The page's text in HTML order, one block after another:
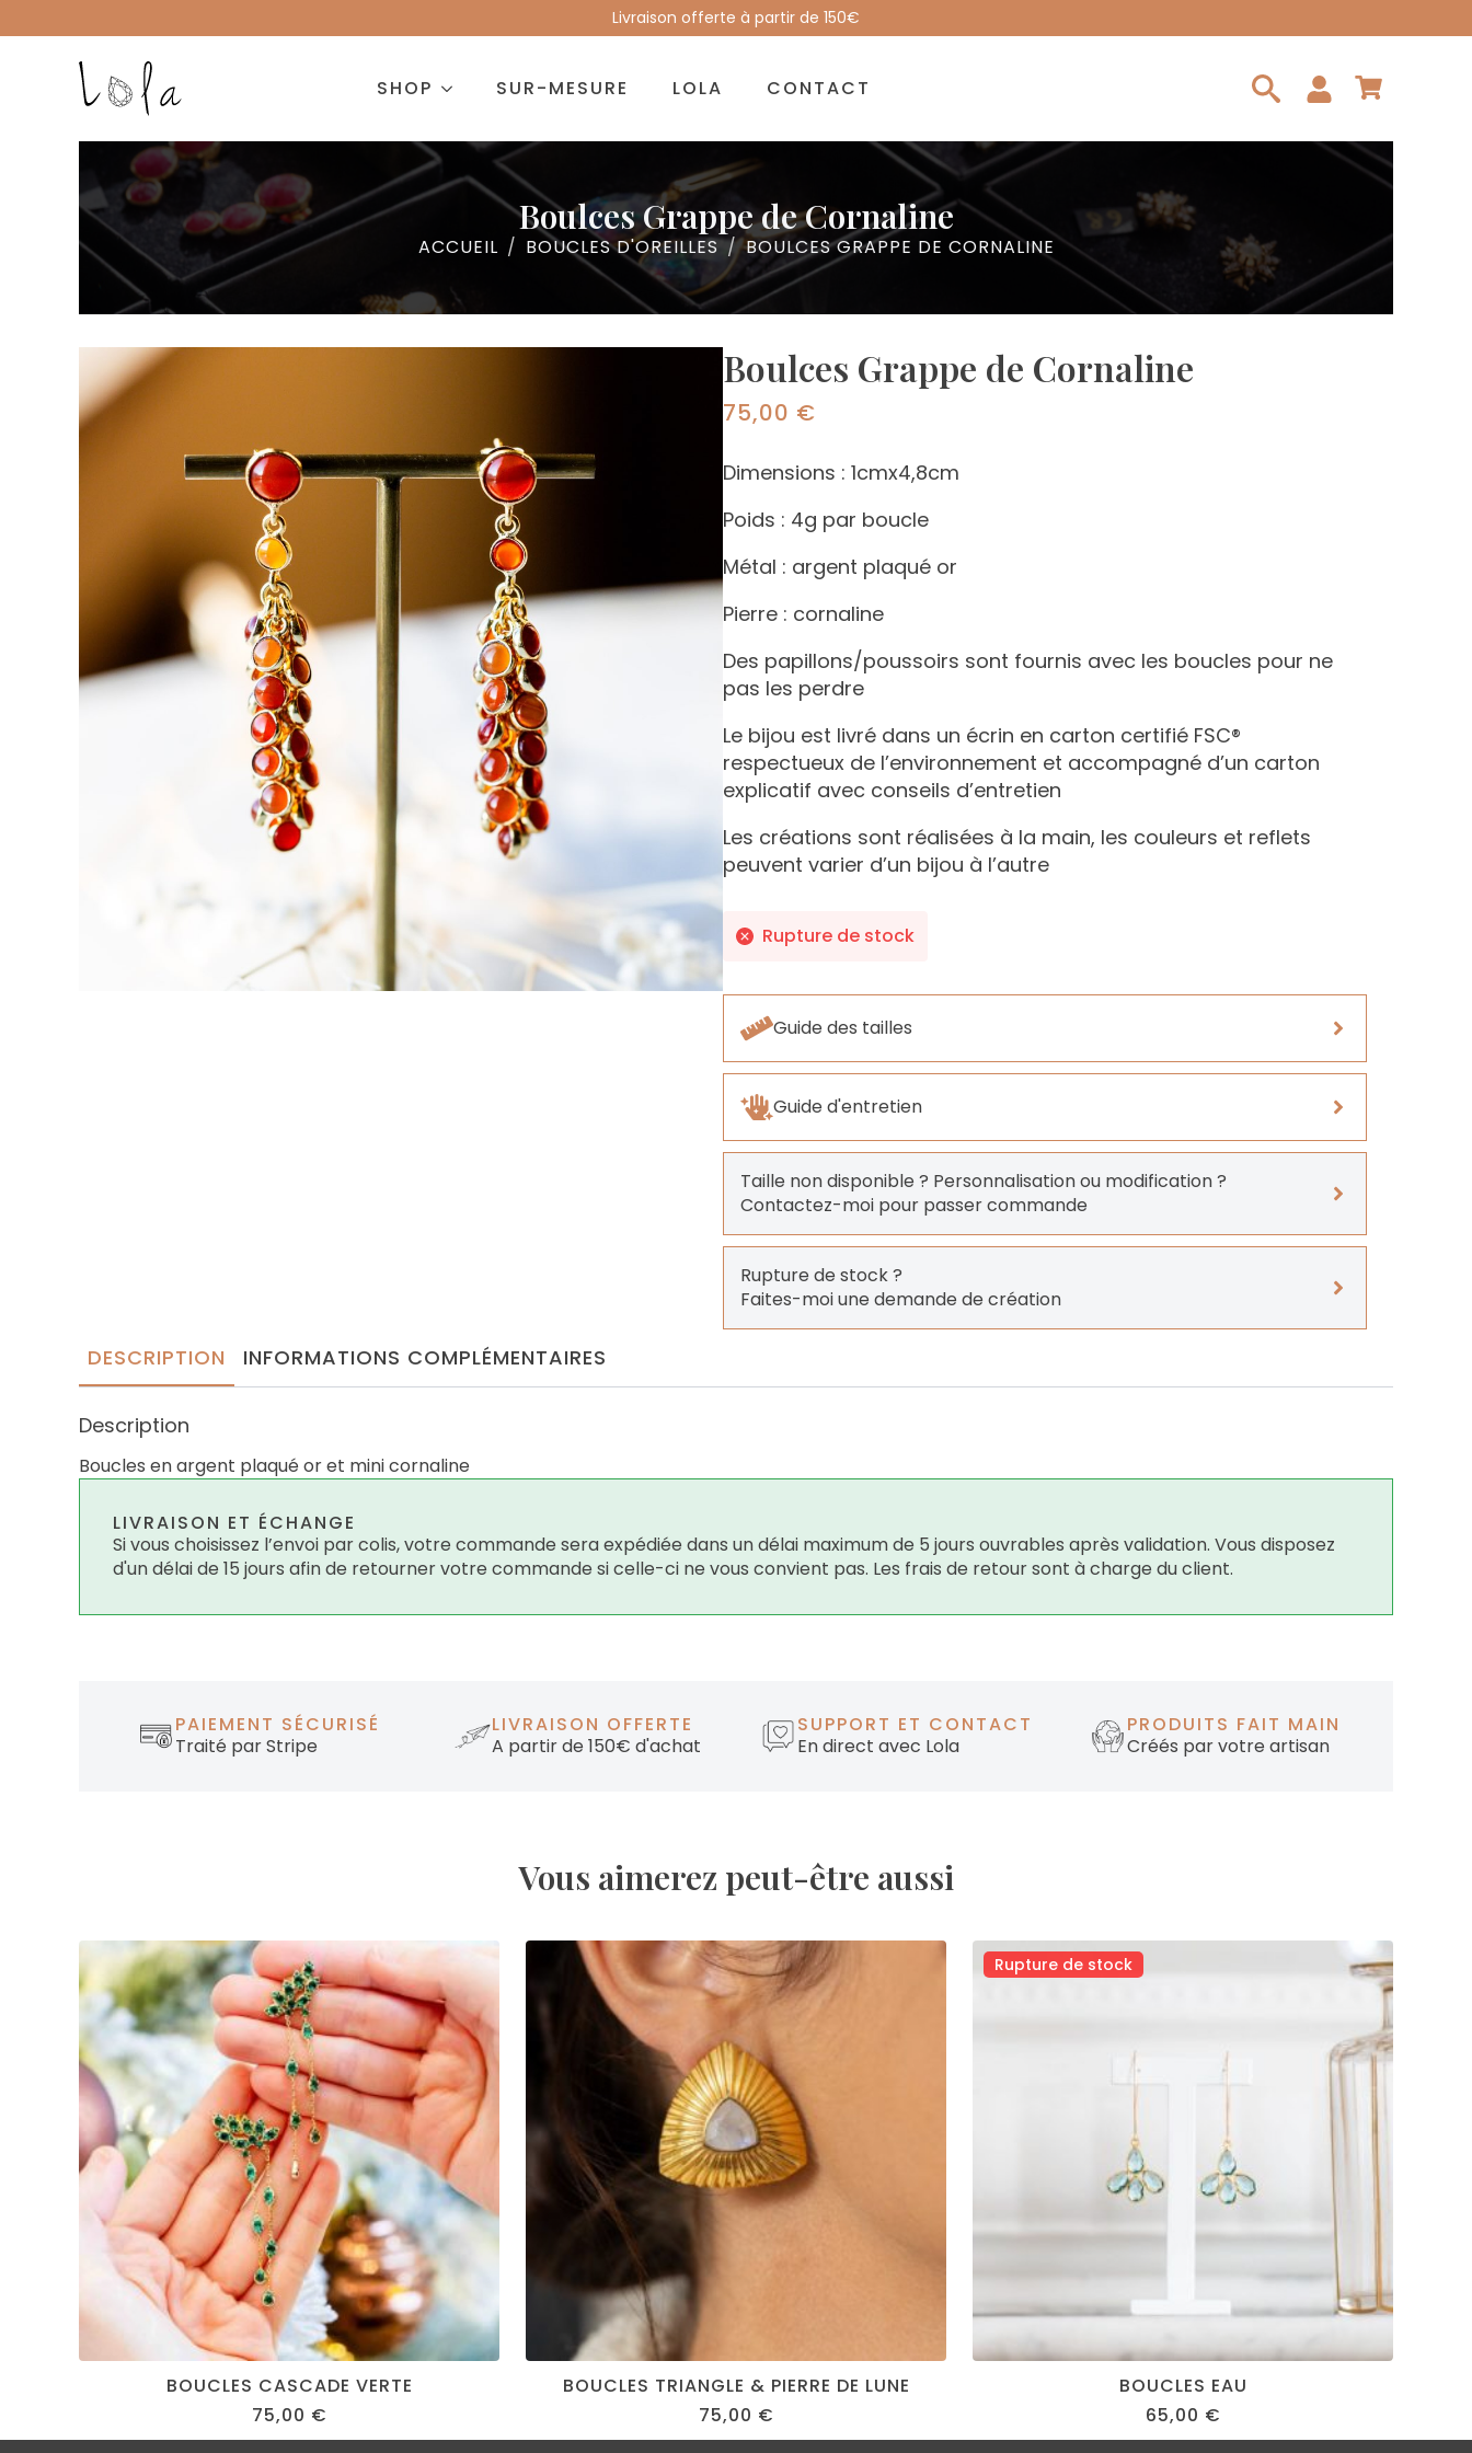
Livraison offerte à partir de 150€
SHOP SUR-MESURE LOLA
CONTACT
Boulces Grappe de Cornaline
ACCUEIL BOUCLES D'OREILLES BOULCES GRAPPE DE CORNALINE
Boulces Grappe de Cornaline
75,00 €
Dimensions : 1cmx4,8cm
Poids : 4g par boucle
Métal : argent plaqué or
Pierre : cornaline
Des papillons/poussoirs sont fournis avec les boucles pour ne
pas les perdre
Le bijou est livré dans un écrin en carton certifié FSC®
respectueux de l’environnement et accompagné d’un carton
explicatif avec conseils d’entretien
Les créations sont réalisées à la main, les couleurs et reflets
peuvent varier d’un bijou à l’autre
Rupture de stock
Guide des tailles
Guide d'entretien
Taille non disponible ? Personnalisation ou modification ?
Contactez-moi pour passer commande
Rupture de stock ?
Faites-moi une demande de création
DESCRIPTION INFORMATIONS COMPLÉMENTAIRES
Description
Boucles en argent plaqué or et mini cornaline
LIVRAISON ET ÉCHANGE
Si vous choisissez l’envoi par colis, votre commande sera expédiée dans un délai maximum de 5 jours ouvrables après validation. Vous disposez
d'un délai de 15 jours afin de retourner votre commande si celle-ci ne vous convient pas. Les frais de retour sont à charge du client.
PAIEMENT SÉCURISÉ
Traité par Stripe
LIVRAISON OFFERTE
A partir de 150€ d'achat
SUPPORT ET CONTACT
En direct avec Lola
PRODUITS FAIT MAIN
Créés par votre artisan
Vous aimerez peut-être aussi
BOUCLES CASCADE VERTE
75,00 €
BOUCLES TRIANGLE & PIERRE DE LUNE
75,00 €
Rupture de stock
BOUCLES EAU
65,00 €